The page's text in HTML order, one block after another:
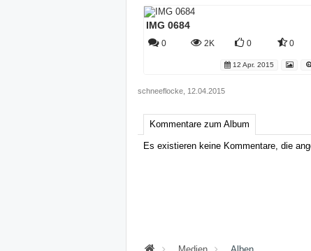
IMG 0684
0 2K 0 0
12 Apr. 2015
schneeflocke 12.04.2015
Kommentare zum Album
Es existieren keine Kommentare, die